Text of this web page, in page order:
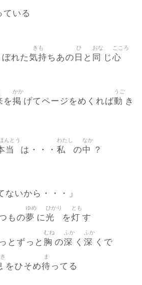
ている
れた気持
きも
ちあの 日
ひ
と 同
おな
じ心
こころ
を掲
かか
げてページをめくれば動
うご
き
当
んとう
は・・・ 私
わたし
の中
なか
？
ないから・・・」
もの夢
ゆめ
に光
ひかり
を灯
とも
す
とずっと 胸
むね
の深
ふか
く 深
ふか
くで
をひそめ待
ま
ってる